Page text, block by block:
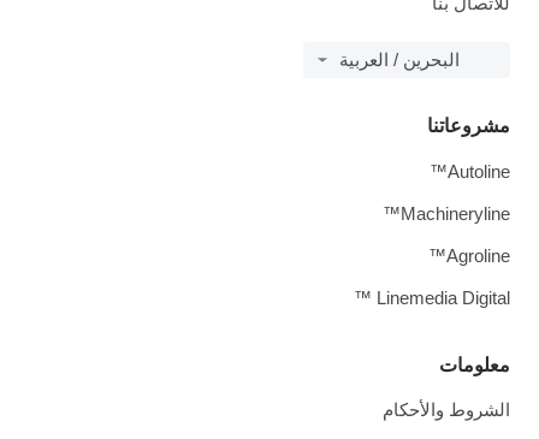
البحرين / العربية
معلومات
الشروط والأحكام
مشروعاتنا
Autoline™
Machineryline™
Agroline™
Linemedia Digital ™